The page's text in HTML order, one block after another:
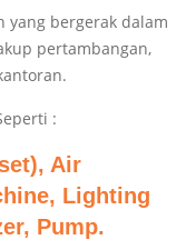
yang bergerak dalam
pertambangan,
:
Air
Lighting
Pump.